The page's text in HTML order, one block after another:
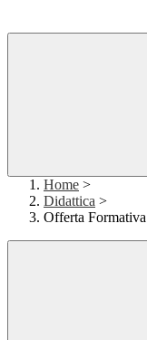
Home >
Didattica >
Offerta Formativa